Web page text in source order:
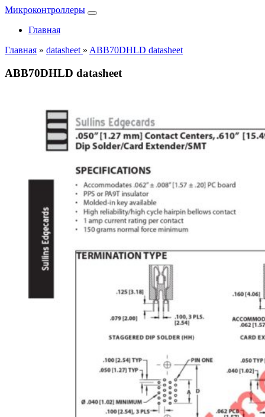
Микроконтроллеры
Главная
Главная » datasheet » ABB70DHLD datasheet
ABB70DHLD datasheet